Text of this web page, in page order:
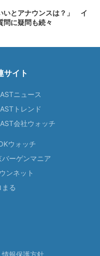
いとアナウンスは？」 イ
問に疑問も続々
サイト
ニュース
トレンド
会社ウォッチ
ウォッチ
バーゲンマニア
ンネット
まる
情報保護方針